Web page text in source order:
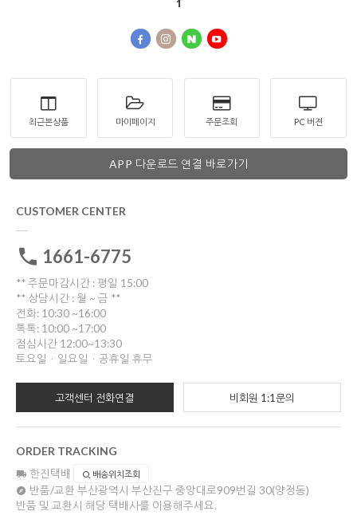
1
최근본상품 마이페이지 주문조회 PC 버젼
APP 다운로드 연결 바로가기
CUSTOMER CENTER
1661-6775
** 주문마감시간 : 평일 15:00
** 상담시간 : 월 ~ 금 **
전화: 10:30 ~16:00
톡톡: 10:00 ~17:00
점심시간 12:00~13:30
토요일ㆍ일요일ㆍ공휴일 휴무
고객센터 전화연결 비회원 1:1문의
ORDER TRACKING
한진택배 배송위치조회
반품/교환 부산광역시 부산진구 중앙대로909번길 30(양정동)
반품 및 교환시 해당 택배사를 이용해주세요.